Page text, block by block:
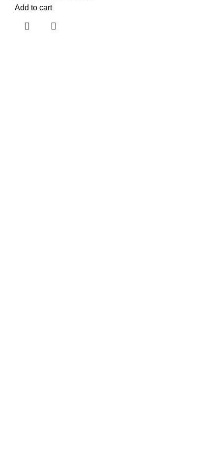
Add to cart